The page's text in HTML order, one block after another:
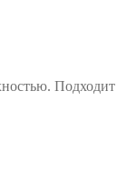
Подходит